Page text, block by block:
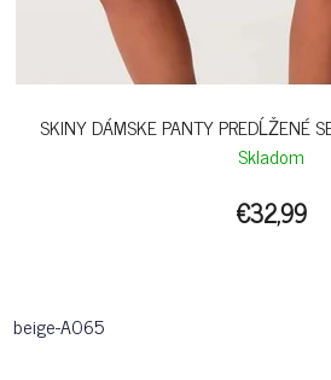
SKINY DÁMSKE PANTY PREDĹŽENÉ
Skladom
€32,99
beige-A065